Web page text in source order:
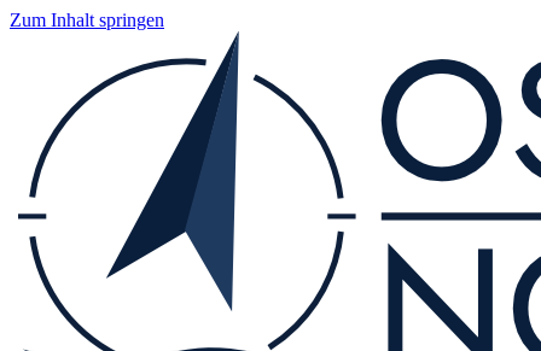
Zum Inhalt springen